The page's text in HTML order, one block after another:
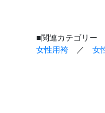
■関連カテゴリー
女性用袴 ／ 女